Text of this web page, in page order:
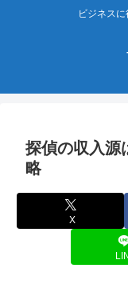
ビジネス
探偵の収入源
略
X